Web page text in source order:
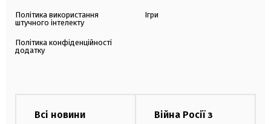
Політика використання
штучного інтелекту
Політика конфіденційності
додатку
Ігри
Всі новини
Війна Росії з